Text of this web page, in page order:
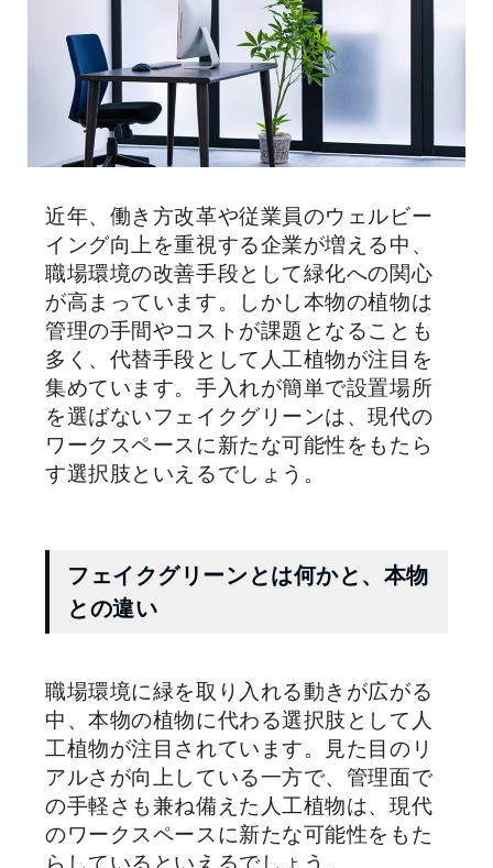
近年、働き方改革や従業員のウェルビー
イング向上を重視する企業が増える中、
職場環境の改善手段として緑化への関心
が高まっています。しかし本物の植物は
管理の手間やコストが課題となることも
多く、代替手段として人工植物が注目を
集めています。手入れが簡単で設置場所
を選ばないフェイクグリーンは、現代の
ワークスペースに新たな可能性をもたら
す選択肢といえるでしょう。
フェイクグリーンとは何かと、本物
との違い
職場環境に緑を取り入れる動きが広がる
中、本物の植物に代わる選択肢として人
工植物が注目されています。見た目のリ
アルさが向上している一方で、管理面で
の手軽さも兼ね備えた人工植物は、現代
のワークスペースに新たな可能性をもた
らしているといえるでしょう。